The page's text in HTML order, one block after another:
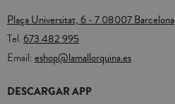
Plaça Universitat, 6 - 7 08007 Barcelona
Tel.673 482 995
Email:eshop@lamallorquina.es
DESCARGAR APP